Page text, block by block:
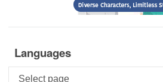
Languages
Languages